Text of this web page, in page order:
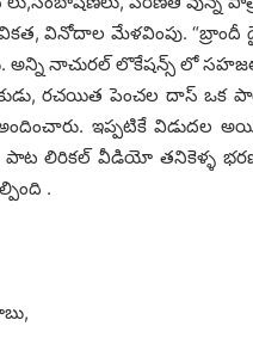
వినోదాల మేళవింపు. “బ్రాందీ
నాచురల్ లొకేషన్స్ లో
రచయిత పెంచల దాస్
ఇప్పటికే విడుదల
పాట లిరికల్ వీడియో తనికెళ్ళ
.